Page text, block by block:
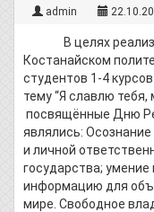
admin
В целях
Костанайском
студентов 1-4
тему “Я славлю
посвящённые Дню
являлись:
и личной
государства; умение
информацию для
мире. Свободное